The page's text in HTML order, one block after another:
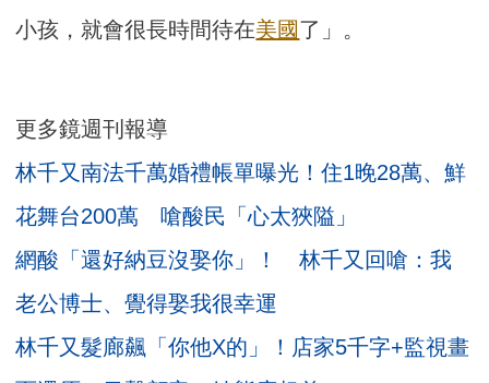
小孩，就會很長時間待在美國了」。
更多鏡週刊報導
林千又南法千萬婚禮帳單曝光！住1晚28萬、鮮
花舞台200萬 嗆酸民「心太狹隘」
網酸「還好納豆沒娶你」！ 林千又回嗆：我
老公博士、覺得娶我很幸運
林千又髮廊飆「你他X的」！店家5千字+監視畫